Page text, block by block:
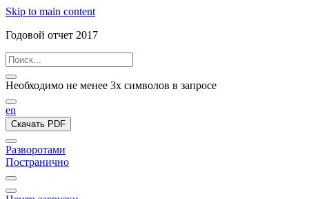
Skip to main content
Годовой отчет 2017
Необходимо не менее 3х символов в запросе
en
Скачать PDF
Разворотами
Постранично